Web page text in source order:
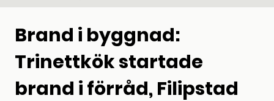
Brand i byggnad:
Trinettkök startade
brand i förråd, Filipstad